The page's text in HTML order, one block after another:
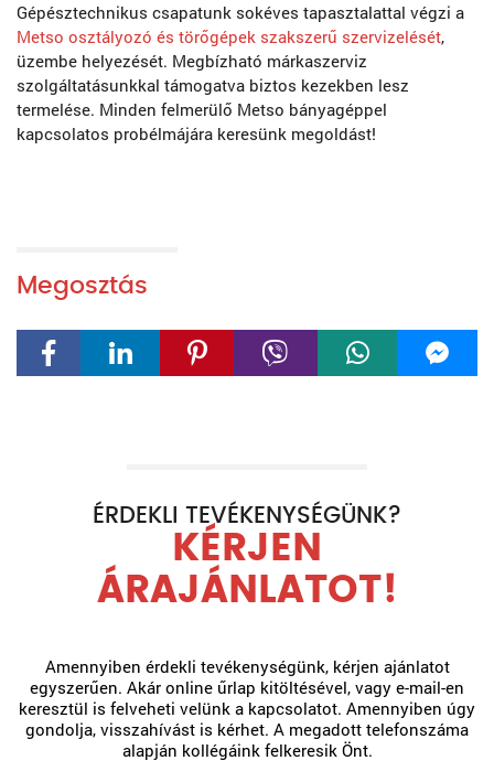
Gépésztechnikus csapatunk sokéves tapasztalattal végzi a
Metso osztályozó és törőgépek szakszerű szervizelését,
üzembe helyezését. Megbízható márkaszerviz
szolgáltatásunkkal támogatva biztos kezekben lesz
termelése. Minden felmerülő Metso bányagéppel
kapcsolatos probélmájára keresünk megoldást!
Megosztás
ÉRDEKLI TEVÉKENYSÉGÜNK?
KÉRJEN
ÁRAJÁNLATOT!
Amennyiben érdekli tevékenységünk, kérjen ajánlatot
egyszerűen. Akár online űrlap kitöltésével, vagy e-mail-en
keresztül is felveheti velünk a kapcsolatot. Amennyiben úgy
gondolja, visszahívást is kérhet. A megadott telefonszáma
alapján kollégáink felkeresik Önt.